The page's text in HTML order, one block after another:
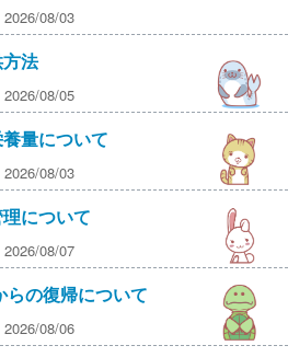
2026/08/03
法
2026/08/05
量について
2026/08/03
について
2026/08/07
の復帰について
2026/08/06